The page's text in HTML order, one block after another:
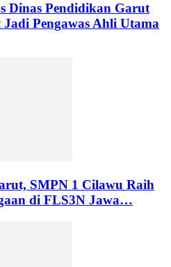
Dinas Pendidikan Garut
Pengawas Ahli Utama
SMPN 1 Cilawu Raih
di FLS3N Jawa…